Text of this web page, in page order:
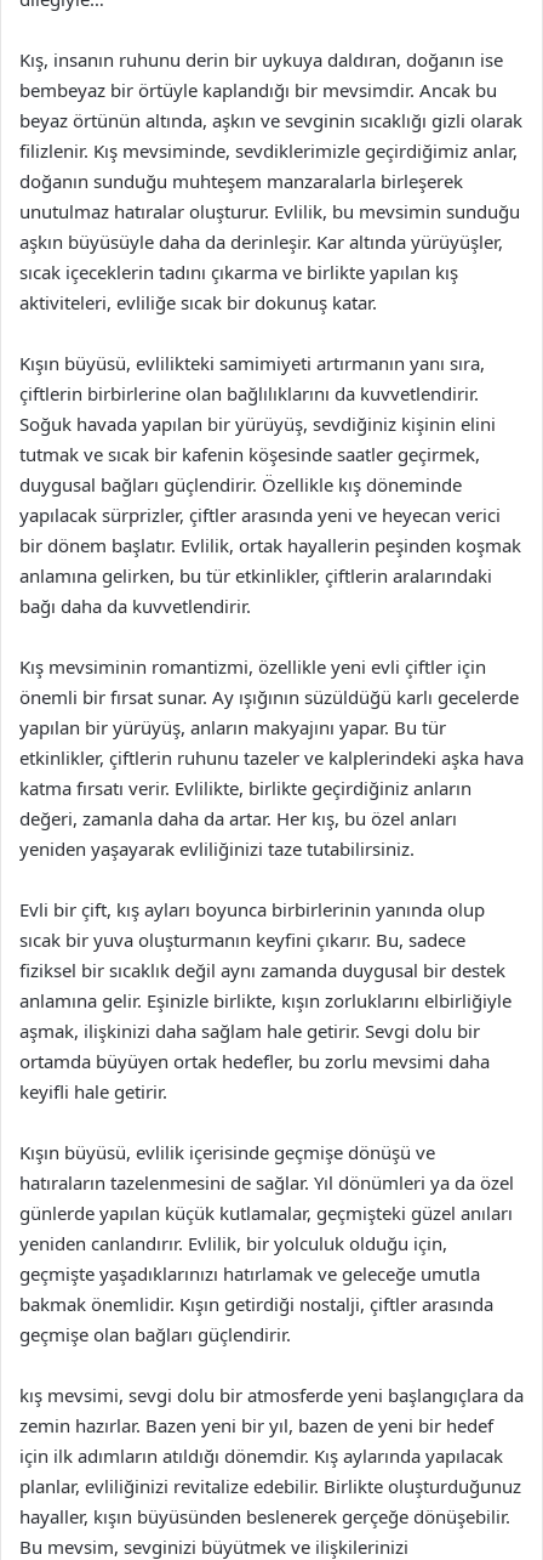
Kış, insanın ruhunu derin bir uykuya daldıran, doğanın ise
bembeyaz bir örtüyle kaplandığı bir mevsimdir. Ancak bu
beyaz örtünün altında, aşkın ve sevginin sıcaklığı gizli olarak
filizlenir. Kış mevsiminde, sevdiklerimizle geçirdiğimiz anlar,
doğanın sunduğu muhteşem manzaralarla birleşerek
unutulmaz hatıralar oluşturur. Evlilik, bu mevsimin sunduğu
aşkın büyüsüyle daha da derinleşir. Kar altında yürüyüşler,
sıcak içeceklerin tadını çıkarma ve birlikte yapılan kış
aktiviteleri, evliliğe sıcak bir dokunuş katar.
Kışın büyüsü, evlilikteki samimiyeti artırmanın yanı sıra,
çiftlerin birbirlerine olan bağlılıklarını da kuvvetlendirir.
Soğuk havada yapılan bir yürüyüş, sevdiğiniz kişinin elini
tutmak ve sıcak bir kafenin köşesinde saatler geçirmek,
duygusal bağları güçlendirir. Özellikle kış döneminde
yapılacak sürprizler, çiftler arasında yeni ve heyecan verici
bir dönem başlatır. Evlilik, ortak hayallerin peşinden koşmak
anlamına gelirken, bu tür etkinlikler, çiftlerin aralarındaki
bağı daha da kuvvetlendirir.
Kış mevsiminin romantizmi, özellikle yeni evli çiftler için
önemli bir fırsat sunar. Ay ışığının süzüldüğü karlı gecelerde
yapılan bir yürüyüş, anların makyajını yapar. Bu tür
etkinlikler, çiftlerin ruhunu tazeler ve kalplerindeki aşka hava
katma fırsatı verir. Evlilikte, birlikte geçirdiğiniz anların
değeri, zamanla daha da artar. Her kış, bu özel anları
yeniden yaşayarak evliliğinizi taze tutabilirsiniz.
Evli bir çift, kış ayları boyunca birbirlerinin yanında olup
sıcak bir yuva oluşturmanın keyfini çıkarır. Bu, sadece
fiziksel bir sıcaklık değil aynı zamanda duygusal bir destek
anlamına gelir. Eşinizle birlikte, kışın zorluklarını elbirliğiyle
aşmak, ilişkinizi daha sağlam hale getirir. Sevgi dolu bir
ortamda büyüyen ortak hedefler, bu zorlu mevsimi daha
keyifli hale getirir.
Kışın büyüsü, evlilik içerisinde geçmişe dönüşü ve
hatıraların tazelenmesini de sağlar. Yıl dönümleri ya da özel
günlerde yapılan küçük kutlamalar, geçmişteki güzel anıları
yeniden canlandırır. Evlilik, bir yolculuk olduğu için,
geçmişte yaşadıklarınızı hatırlamak ve geleceğe umutla
bakmak önemlidir. Kışın getirdiği nostalji, çiftler arasında
geçmişe olan bağları güçlendirir.
kış mevsimi, sevgi dolu bir atmosferde yeni başlangıçlara da
zemin hazırlar. Bazen yeni bir yıl, bazen de yeni bir hedef
için ilk adımların atıldığı dönemdir. Kış aylarında yapılacak
planlar, evliliğinizi revitalize edebilir. Birlikte oluşturduğunuz
hayaller, kışın büyüsünden beslenerek gerçeğe dönüşebilir.
Bu mevsim, sevginizi büyütmek ve ilişkilerinizi